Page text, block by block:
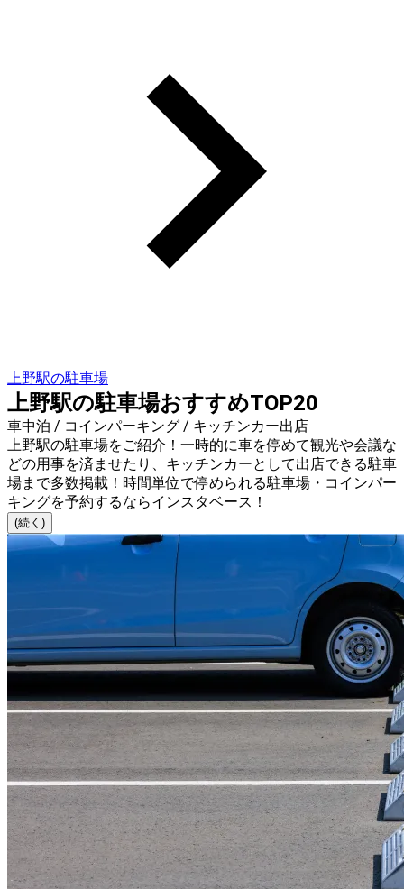
上野駅の駐車場
上野駅の駐車場おすすめTOP20
車中泊 / コインパーキング / キッチンカー出店
上野駅の駐車場をご紹介！一時的に車を停めて観光や会議な
どの用事を済ませたり、キッチンカーとして出店できる駐車
場まで多数掲載！時間単位で停められる駐車場・コインパー
キングを予約するならインスタベース！
(続く)